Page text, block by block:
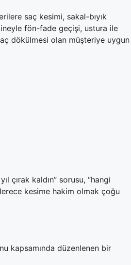
saç kesimi, sakal-bıyık
fön-fade geçişi, ustura ile
dökülmesi olan müşteriye uygun
çırak kaldın” sorusu, “hangi
kesime hakim olmak çoğu
kapsamında düzenlenen bir